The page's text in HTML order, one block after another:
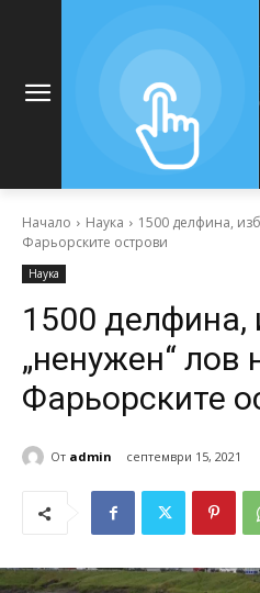
Начало Наука
1500 делфина,
Фарьорските острови
Наука
1500 делфина,
„ненужен“ лов
Фарьорските
От admin септември 15, 2021